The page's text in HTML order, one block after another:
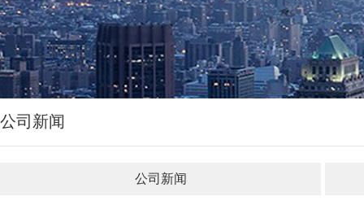
公司新闻
公司新闻